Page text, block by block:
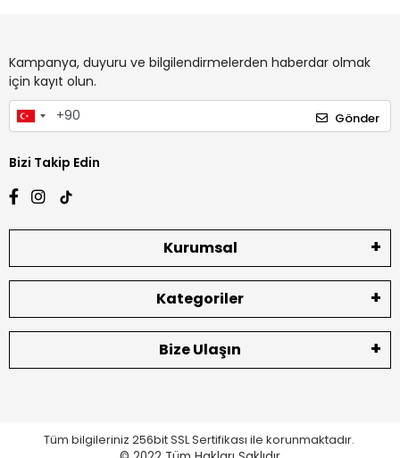
Kampanya, duyuru ve bilgilendirmelerden haberdar olmak
için kayıt olun.
Gönder
Bizi Takip Edin
Kurumsal
Kategoriler
Bize Ulaşın
Tüm bilgileriniz 256bit SSL Sertifikası ile korunmaktadır.